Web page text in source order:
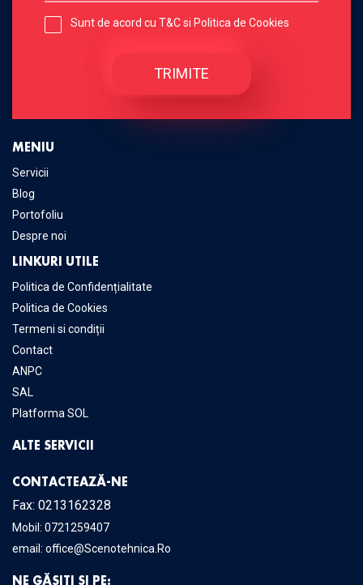
Sunt de acord cu T&Csi Politica de Cookies
CONTACTEAZĂ-NE
Fax: 0213162328
Mobil: 0721259407
email: office@Scenotehnica.Ro
MENIU
Servicii
Blog
Portofoliu
Despre noi
LINKURI UTILE
Politica de Confidențialitate
Politica de Cookies
Termeni si condiții
Contact
ANPC
SAL
Platforma SOL
ALTE SERVICII
NE GĂSIȚI ȘI PE: